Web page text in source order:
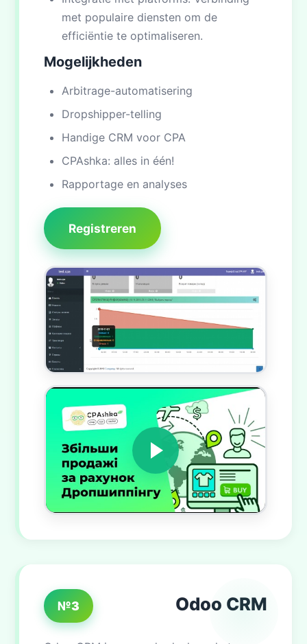
met populaire diensten om de
efficiëntie te optimaliseren.
Mogelijkheden
Arbitrage-automatisering
Dropshipper-telling
Handige CRM voor CPA
CPAshka: alles in één!
Rapportage en analyses
Registreren
№3 Odoo CRM